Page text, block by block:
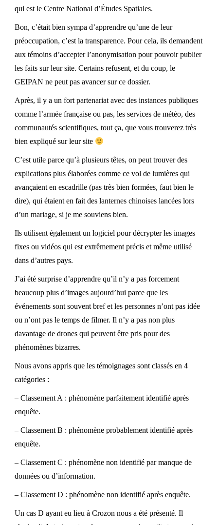
qui est le Centre National d’Études Spatiales.
Bon, c’était bien sympa d’apprendre qu’une de leur
préoccupation, c’est la transparence. Pour cela, ils demandent
aux témoins d’accepter l’anonymisation pour pouvoir publier
les faits sur leur site. Certains refusent, et du coup, le
GEIPAN ne peut pas avancer sur ce dossier.
Après, il y a un fort partenariat avec des instances publiques
comme l’armée française ou pas, les services de météo, des
communautés scientifiques, tout ça, que vous trouverez très
bien expliqué sur leur site
C’est utile parce qu’à plusieurs têtes, on peut trouver des
explications plus élaborées comme ce vol de lumières qui
avançaient en escadrille (pas très bien formées, faut bien le
dire), qui étaient en fait des lanternes chinoises lancées lors
d’un mariage, si je me souviens bien.
Ils utilisent également un logiciel pour décrypter les images
fixes ou vidéos qui est extrêmement précis et même utilisé
dans d’autres pays.
J’ai été surprise d’apprendre qu’il n’y a pas forcement
beaucoup plus d’images aujourd’hui parce que les
événements sont souvent bref et les personnes n’ont pas idée
ou n’ont pas le temps de filmer. Il n’y a pas non plus
davantage de drones qui peuvent être pris pour des
phénomènes bizarres.
Nous avons appris que les témoignages sont classés en 4
catégories :
– Classement A : phénomène parfaitement identifié après
enquête.
– Classement B : phénomène probablement identifié après
enquête.
– Classement C : phénomène non identifié par manque de
données ou d’information.
– Classement D : phénomène non identifié après enquête.
Un cas D ayant eu lieu à Crozon nous a été présenté. Il